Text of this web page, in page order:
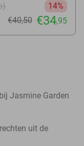
14%
€40,50 €34,95
Jasmine Garden
uit de